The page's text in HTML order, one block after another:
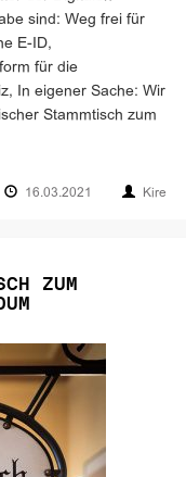
sind: Weg frei für
E-ID,
für die
In eigener Sache: Wir
Stammtisch zum
16.03.2021 Kire
ZUM